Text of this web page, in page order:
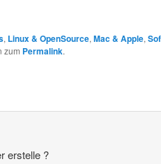
, Linux & OpenSource,Mac & Apple,
zum Permalink.
erstelle ?